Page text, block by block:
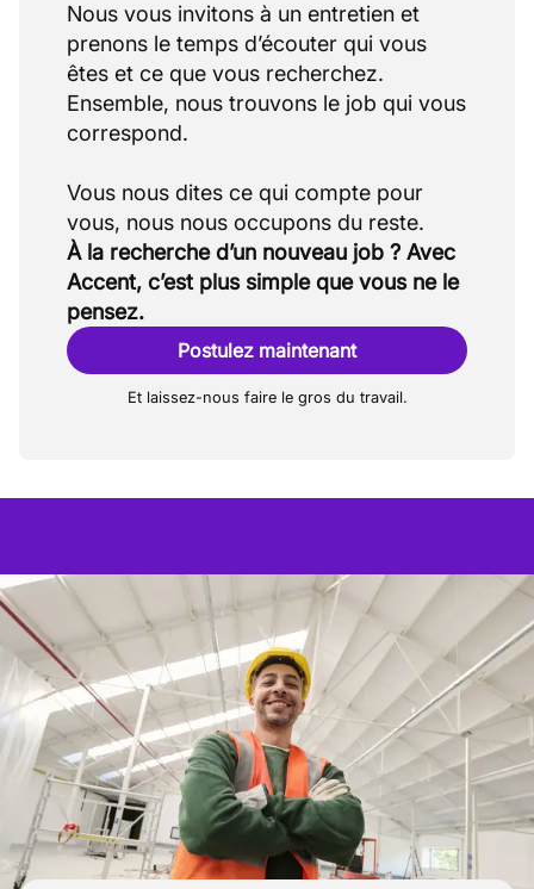
Nous vous invitons à un entretien et
prenons le temps d’écouter qui vous
êtes et ce que vous recherchez.
Ensemble, nous trouvons le job qui vous
correspond.
Vous nous dites ce qui compte pour
À la recherche d’un nouveau job ? Avec
Accent, c’est plus simple que vous ne le
pensez.
Postulez maintenant
Et laissez-nous faire le gros du travail.